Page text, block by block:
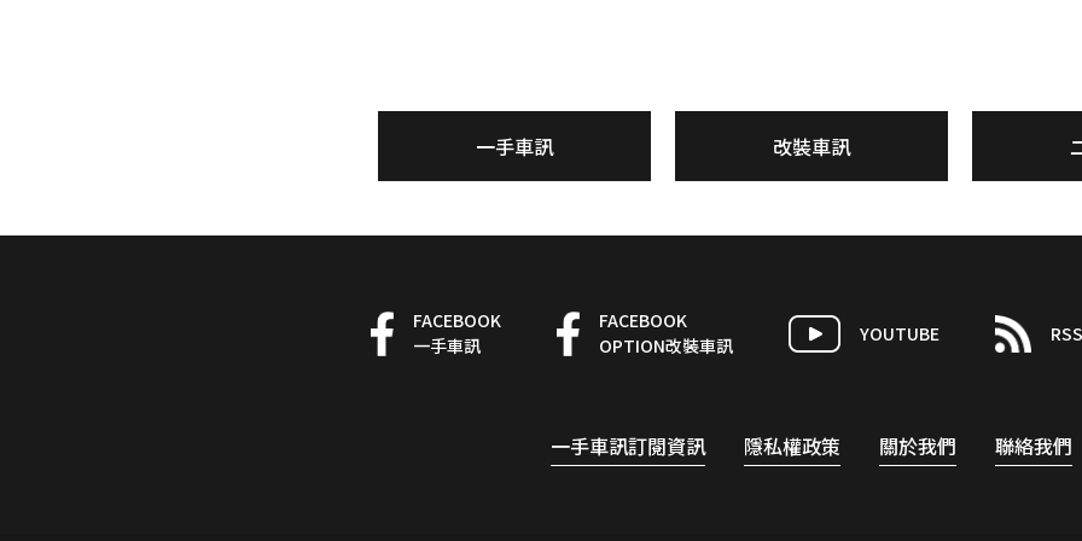
一手車訊 改裝車訊
FACEBOOK
一手車訊
FACEBOOK
OPTION改裝車訊
YOUTUBE RSS
一手車訊訂閱資訊 隱私權政策 關於我們 聯絡我們